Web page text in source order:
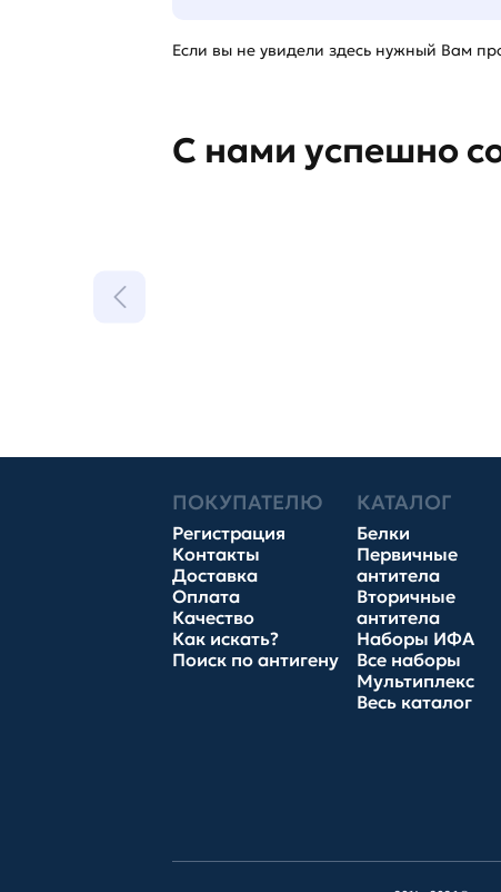
Если вы не увидели здесь нужный Вам
С нами успешно
ПОКУПАТЕЛЮ
Регистрация
Контакты
Доставка
Оплата
Качество
Как искать?
Поиск по антигену
КАТАЛОГ
Белки
Первичные
антитела
Вторичные
антитела
Наборы ИФА
Все наборы
Мультиплекс
Весь каталог